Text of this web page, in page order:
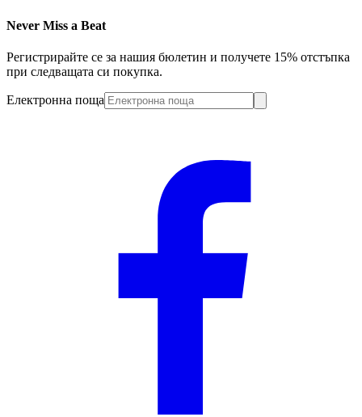
Never Miss a Beat
Регистрирайте се за нашия бюлетин и получете 15% отстъпка
при следващата си покупка.
Електронна поща